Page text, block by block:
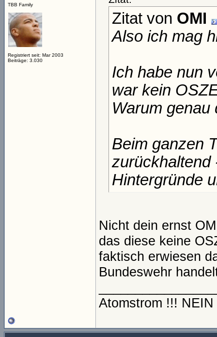
TBB Family
Registriert seit: Mar 2003
Beiträge: 3.030
Zitat von OMI
Also ich mag
Ich habe nun
war kein
Warum genau
Beim ganzen
zurückhaltend
Hintergründe
Nicht dein ernst
das diese keine
faktisch erwiesen
Bundeswehr
Atomstrom !!!